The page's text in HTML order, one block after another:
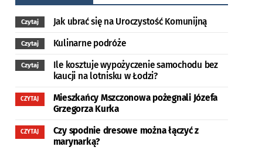
Czytaj Jak ubrać się na Uroczystość Komunijną
Czytaj Kulinarne podróże
Czytaj
Ile kosztuje wypożyczenie samochodu bez
kaucji na lotnisku w Łodzi?
CZYTAJ
Mieszkańcy Mszczonowa pożegnali Józefa
Grzegorza Kurka
CZYTAJ
Czy spodnie dresowe można łączyć z
marynarką?